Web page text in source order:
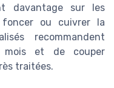
davantage sur les
ou cuivrer la
recommandent
mois et de couper
traitées.